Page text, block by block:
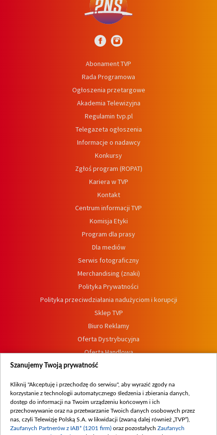
Abonament TVP
Rada Programowa
Ogłoszenia przetargowe
Akademia Telewizyjna
Regulamin tvp.pl
Telegazeta ogłoszenia
Informacje o nadawcy
Konkursy
Zgłoś program (ROPAT)
Kariera w TVP
Kontakt
Centrum informacji TVP
Komisja Etyki
Program dla prasy
Dla mediów
Serwis fotograficzny
Merchandising (znaki)
Polityka Prywatności
Polityka przeciwdziałania nadużyciom i korupcji
Sklep TVP
Biuro Reklamy
Oferta Dystrybucyjna
Oferta Handlowa
Dostępność
Procedura zgłoszeń wewnętrznych
Szanujemy Twoją prywatność
Kliknij "Akceptuję i przechodzę do serwisu", aby wyrazić zgody na
korzystanie z technologii automatycznego śledzenia i zbierania danych,
dostęp do informacji na Twoim urządzeniu końcowym i ich
przechowywanie oraz na przetwarzanie Twoich danych osobowych przez
nas, czyli Telewizję Polską S.A. w likwidacji (zwaną dalej również „TVP”),
Zaufanych Partnerów z IAB* (1201 firm) oraz pozostałych Zaufanych